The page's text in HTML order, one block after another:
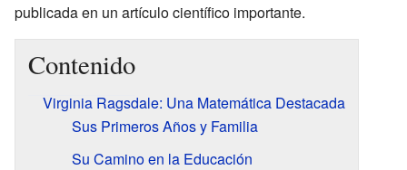
publicada en un artículo científico importante.
Contenido
Virginia Ragsdale: Una Matemática Destacada
Sus Primeros Años y Familia
Su Camino en la Educación